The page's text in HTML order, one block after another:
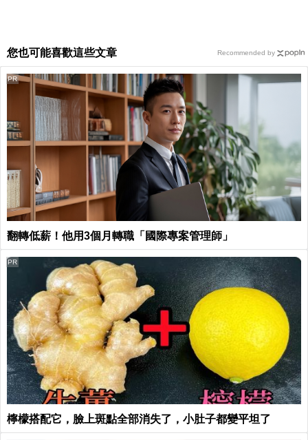
您也可能喜歡這些文章
翻轉低薪！他用3個月轉職「國際專案管理師」
PR
檸檬搭配它，臉上斑點全部消失了，小肚子都變平坦了
PR
Recommended by